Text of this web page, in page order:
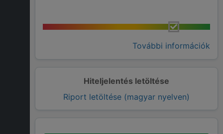
További információk
Hiteljelentés letöltése
Riport letöltése (magyar nyelven)